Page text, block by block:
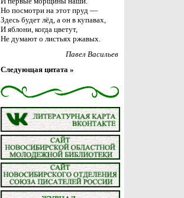
Но посмотри на этот пруд —
Здесь будет лёд, а он в купавах,
И яблони, когда цветут,
Не думают о листьях ржавых.
Павел Васильев
Следующая цитата »